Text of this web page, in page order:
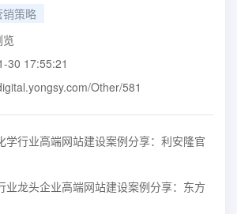
策略
30 17:55:21
Other/581
学行业高端网站建设案例分享：利安隆官
业龙头企业高端网站建设案例分享：东方